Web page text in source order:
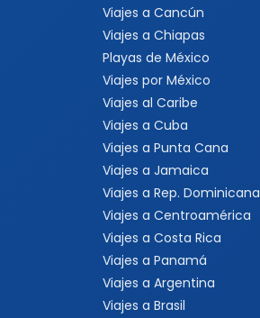
Viajes a Cancún
Viajes a Chiapas
Playas de México
Viajes por México
Viajes al Caribe
Viajes a Cuba
Viajes a Punta Cana
Viajes a Jamaica
Viajes a Rep. Dominicana
Viajes a Centroamérica
Viajes a Costa Rica
Viajes a Panamá
Viajes a Argentina
Viajes a Brasil